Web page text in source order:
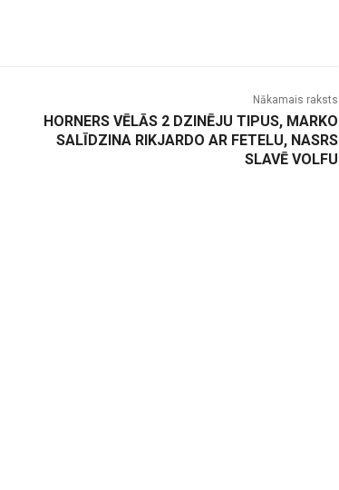
Nākamais raksts
HORNERS VĒLĀS 2 DZINĒJU TIPUS, MARKO
SALĪDZINA RIKJARDO AR FETELU, NASRS
SLAVĒ VOLFU